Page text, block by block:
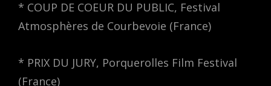
* COUP DE COEUR DU PUBLIC, Festival
Atmosphères de Courbevoie (France)
* PRIX DU JURY, Porquerolles Film Festival
(France)